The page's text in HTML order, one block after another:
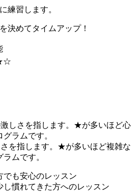
練習します。
決めてタイムアップ！
しさを指します。★が多いほど心
ラムです。
を指します。★が多いほど複雑な
ムです。
でも安心のレッスン
し慣れてきた方へのレッスン